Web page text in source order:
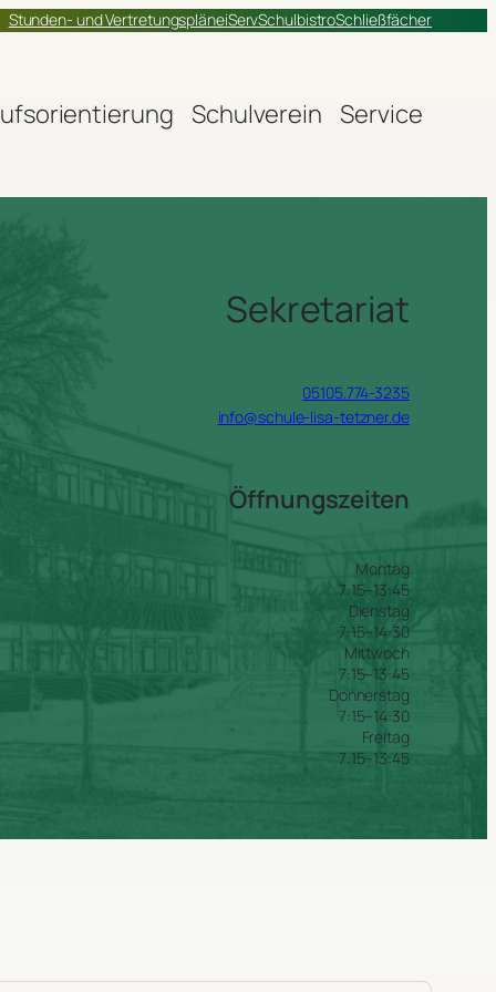
Stunden- und VertretungspläneiServSchulbistroSchließfächer
Schulverein Service
Sekretariat
05105.774-3235
info@schule-lisa-tetzner.de
Öffnungszeiten
Montag
7:15–13:45
Dienstag
7:15–14:30
Mittwoch
7:15–13:45
Donnerstag
7:15–14:30
Freitag
7:15–13:45